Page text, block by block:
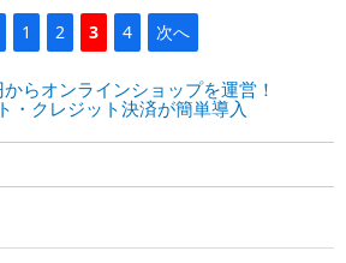
1 2 3 4 次へ
らオンラインショップを運営！
・クレジット決済が簡単導入